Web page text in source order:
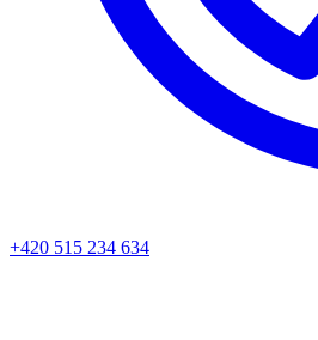
+420 515 234 634